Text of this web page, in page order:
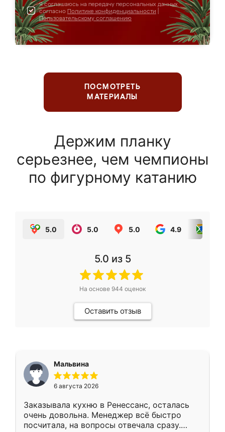
Я соглашаюсь на передачу персональных данных
согласно Политике конфиденциальности
Пользовательскому соглашению
ПОСМОТРЕТЬ
МАТЕРИАЛЫ
Держим планку
серьезнее, чем чемпионы
по фигурному катанию
5.0 5.0 5.0 4.9
5.0 из 5
На основе 944 оценок
Оставить отзыв
Мальвина
6 августа 2026
Заказывала кухню в Ренессанс, осталась
очень довольна. Менеджер всё быстро
посчитала, на вопросы отвечала сразу.